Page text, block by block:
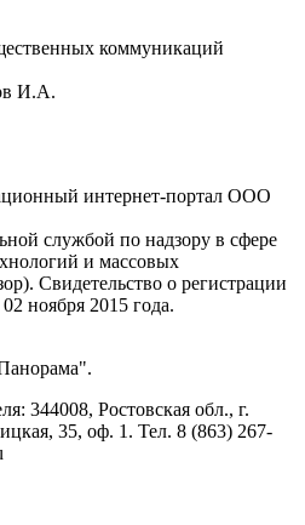
коммуникаций
И.А.
интернет-портал ООО
службой по надзору в сфере
и массовых
Cвидетельство о регистрации
ноября 2015 года.
344008, Ростовская обл., г.
35, оф. 1. Тел. 8 (863) 267-